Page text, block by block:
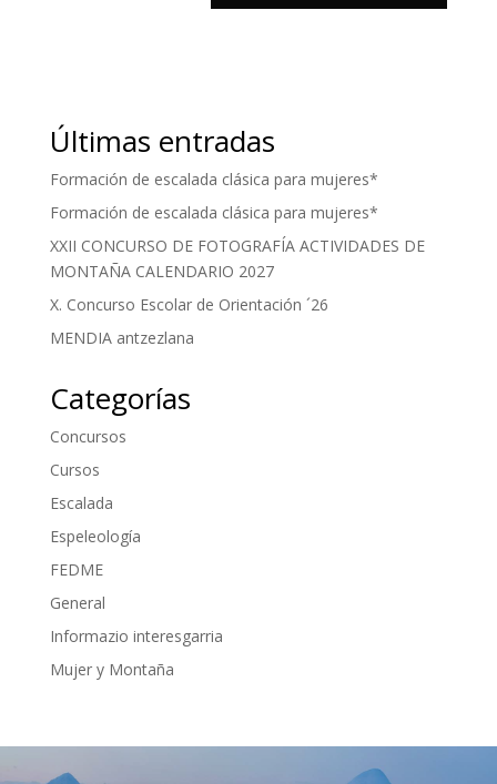
Últimas entradas
Formación de escalada clásica para mujeres*
Formación de escalada clásica para mujeres*
XXII CONCURSO DE FOTOGRAFÍA ACTIVIDADES DE
MONTAÑA CALENDARIO 2027
X. Concurso Escolar de Orientación ´26
MENDIA antzezlana
Categorías
Concursos
Cursos
Escalada
Espeleología
FEDME
General
Informazio interesgarria
Mujer y Montaña